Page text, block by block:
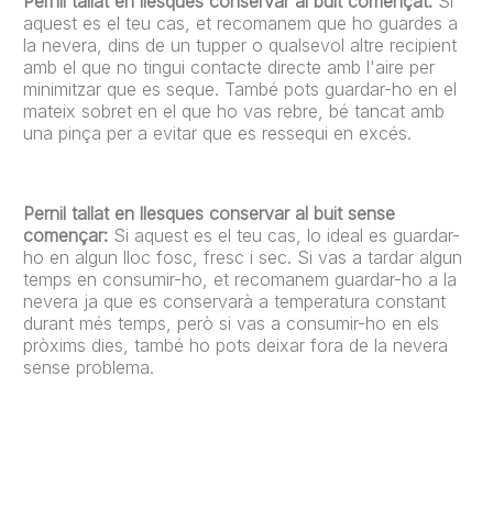
aquest es el teu cas, et recomanem que ho guardes a
la nevera, dins de un tupper o qualsevol altre recipient
amb el que no tingui contacte directe amb l'aire per
minimitzar que es seque. També pots guardar-ho en el
mateix sobret en el que ho vas rebre, bé tancat amb
una pinça per a evitar que es ressequi en excés.
Pernil tallat en llesques conservar al buit sense
començar: Si aquest es el teu cas, lo ideal es guardar-
ho en algun lloc fosc, fresc i sec. Si vas a tardar algun
temps en consumir-ho, et recomanem guardar-ho a la
nevera ja que es conservarà a temperatura constant
durant més temps, però si vas a consumir-ho en els
pròxims dies, també ho pots deixar fora de la nevera
sense problema.